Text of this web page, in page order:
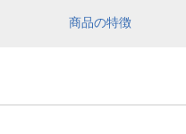
商品の特徴